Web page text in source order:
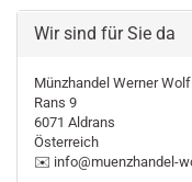
Wir sind für Sie da
Münzhandel Werner Wolf
Rans 9
6071 Aldrans
Österreich
✉️ info@muenzhandel-